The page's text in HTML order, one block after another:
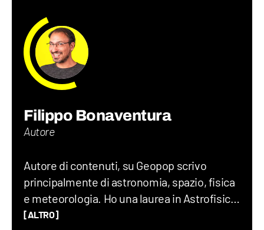
Filippo Bonaventura
Autore
Autore di contenuti, su Geopop scrivo
principalmente di astronomia, spazio, fisica
e meteorologia. Ho una laurea in Astrofisica,
un Master in Comunicazione della Scienza
[ALTRO]